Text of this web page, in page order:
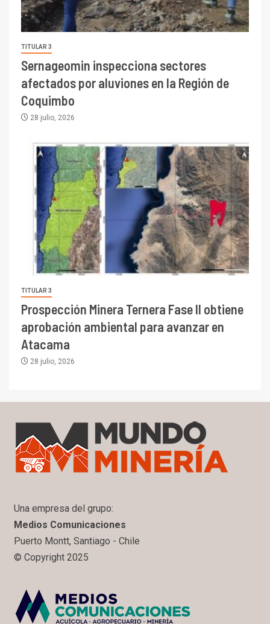
TITULAR 3
Sernageomin inspecciona sectores
afectados por aluviones en la Región de
Coquimbo
28 julio, 2026
TITULAR 3
Prospección Minera Ternera Fase II obtiene
aprobación ambiental para avanzar en
Atacama
28 julio, 2026
Una empresa del grupo:
Medios Comunicaciones
Puerto Montt, Santiago - Chile
© Copyright 2025